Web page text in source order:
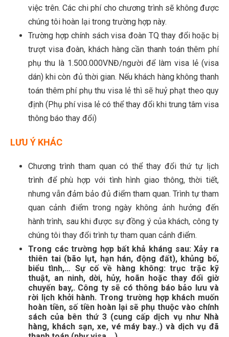
việc trên. Các chi phí cho chương trình sẽ không được
chúng tôi hoàn lại trong trường hợp này.
Trường hợp chính sách visa đoàn TQ thay đổi hoặc bị
trượt visa đoàn, khách hàng cần thanh toán thêm phí
phụ thu là 1.500.000VNĐ/người để làm visa lẻ (visa
dán) khi còn đủ thời gian. Nếu khách hàng không thanh
toán thêm phí phụ thu visa lẻ thì sẽ huỷ phạt theo quy
định (Phụ phí visa lẻ có thể thay đổi khi trung tâm visa
thông báo thay đổi)
LƯU Ý KHÁC
Chương trình tham quan có thể thay đổi thứ tự lịch
trình để phù hợp với tình hình giao thông, thời tiết,
nhưng vẫn đảm bảo đủ điểm tham quan. Trình tự tham
quan cảnh điểm trong ngày không ảnh hưởng đến
hành trình, sau khi được sự đồng ý của khách, công ty
chúng tôi thay đổi trình tự tham quan cảnh điểm.
Trong các trường hợp bất khả kháng sau: Xảy ra
thiên tai (bão lụt, hạn hán, động đất), khủng bố,
biểu tình,… Sự cố về hàng không: trục trặc kỹ
thuật, an ninh, dời, hủy, hoãn hoặc thay đổi giờ
chuyến bay,. Công ty sẽ có thông báo bảo lưu và
rời lịch khởi hành. Trong trường hợp khách muốn
hoàn tiền, số tiền hoàn lại sẽ phụ thuộc vào chính
sách của bên thứ 3 (cung cấp dịch vụ như Nhà
hàng, khách sạn, xe, vé máy bay..) và dịch vụ đã